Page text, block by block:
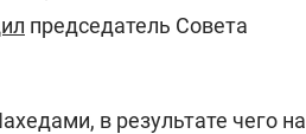
председатель Совета
в результате чего на